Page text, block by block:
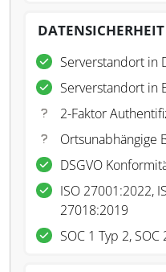
DATENSICHERHEIT
Serverstandort in
Serverstandort in
2-Faktor
Ortsunabhängige
DSGVO
ISO 27001:2022,
27018:2019
SOC 1 Typ 2, SOC